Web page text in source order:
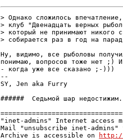
> Однако сложилось
> клуб "Двенадцать верных
> который не принимают
> собирается раз в год на
Ну, видимо, все рыболовы
понимаю, вопросов тоже нет ;)
- когда уже все сказано ;-)))
--
SY, Jen aka Furry
######  Седьмой шар
"inet-admins" Internet access
Mail "unsubscribe inet-admins"
Archive is accessible on